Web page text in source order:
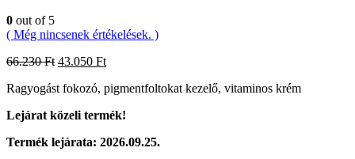
0 out of 5
( Még nincsenek értékelések. )
66.230Ft Original
was:
43.050 FtCurrent
is:
Ragyogást fokozó, pigmentfoltokat kezelő, vitaminos krém
Lejárat közeli termék!
Termék lejárata: 2026.09.25.